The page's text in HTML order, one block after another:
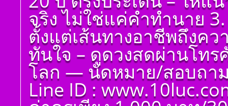
จริง ไม่ใช่แค่คำทำนาย
ตั้งแต่เส้นทางอาชีพถึงค
ทันใจ – ดูดวงสดผ่านโท
โลก — นัดหมาย/สอบถา
Line ID :